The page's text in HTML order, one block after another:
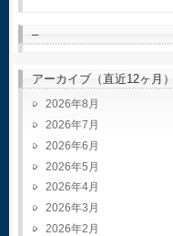
–
アーカイブ（直近12ヶ月）
2026年8月
2026年7月
2026年6月
2026年5月
2026年4月
2026年3月
2026年2月